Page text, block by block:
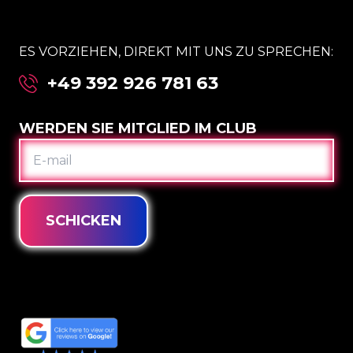
ES VORZIEHEN, DIREKT MIT UNS ZU SPRECHEN:
+49 392 926 781 63
WERDEN SIE MITGLIED IM CLUB
E-
MAIL
SCHICKEN